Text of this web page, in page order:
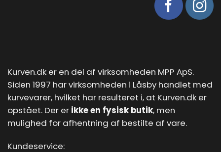
Kurven.dk er en del af virksomheden MPP ApS.
Siden 1997 har virksomheden i Låsby handlet med
kurvevarer, hvilket har resulteret i, at Kurven.dk er
opstået. Der er ikke en fysisk butik, men
mulighed for afhentning af bestilte af vare.
Kundeservice: